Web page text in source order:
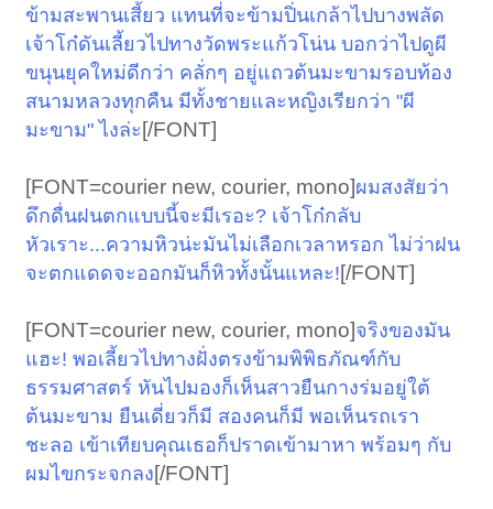
ข้ามสะพานเสี้ยว แทนที่จะข้ามปิ่นเกล้าไปบางพลัด
เจ้าโก๋ดันเลี้ยวไปทางวัดพระแก้วโน่น บอกว่าไปดูผี
ขนุนยุคใหม่ดีกว่า คลั่กๆ อยู่แถวต้นมะขามรอบท้อง
สนามหลวงทุกคืน มีทั้งชายและหญิงเรียกว่า "ผี
มะขาม" ไงล่ะ [/FONT]​
[FONT=courier new, courier, mono]ผมสงสัยว่า
ดึกดื่นฝนตกแบบนี้จะมีเรอะ? เจ้าโก๋กลับ
หัวเราะ...ความหิวน่ะมันไม่เลือกเวลาหรอก ไม่ว่าฝน
จะตกแดดจะออกมันก็หิวทั้งนั้นแหละ! [/FONT]​
[FONT=courier new, courier, mono]จริงของมัน
แฮะ! พอเลี้ยวไปทางฝั่งตรงข้ามพิพิธภัณฑ์กับ
ธรรมศาสตร์ หันไปมองก็เห็นสาวยืนกางร่มอยู่ใต้
ต้นมะขาม ยืนเดี่ยวก็มี สองคนก็มี พอเห็นรถเรา
ชะลอ เข้าเทียบคุณเธอก็ปราดเข้ามาหา พร้อมๆ กับ
ผมไขกระจกลง [/FONT]​